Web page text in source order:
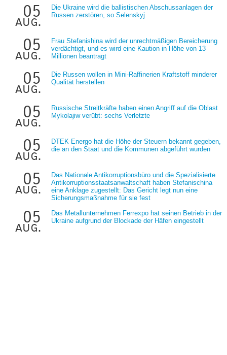
05
aug.
Die Ukraine wird die ballistischen Abschussanlagen der
Russen zerstören, so Selenskyj
05
aug.
Frau Stefanishina wird der unrechtmäßigen Bereicherung
verdächtigt, und es wird eine Kaution in Höhe von 13
Millionen beantragt
05
aug.
Die Russen wollen in Mini-Raffinerien Kraftstoff minderer
Qualität herstellen
05
aug.
Russische Streitkräfte haben einen Angriff auf die Oblast
Mykolajiw verübt: sechs Verletzte
05
aug.
DTEK Energo hat die Höhe der Steuern bekannt gegeben,
die an den Staat und die Kommunen abgeführt wurden
05
aug.
Das Nationale Antikorruptionsbüro und die Spezialisierte
Antikorruptionsstaatsanwaltschaft haben Stefanischina
eine Anklage zugestellt: Das Gericht legt nun eine
Sicherungsmaßnahme für sie fest
05
aug.
Das Metallunternehmen Ferrexpo hat seinen Betrieb in der
Ukraine aufgrund der Blockade der Häfen eingestellt